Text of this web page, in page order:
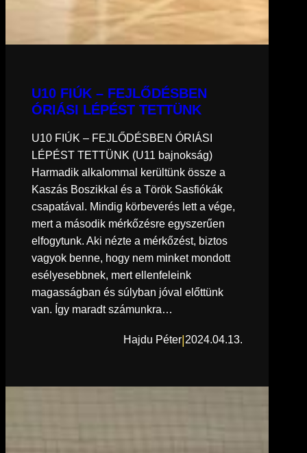
U10 FIÚK – FEJLŐDÉSBEN
ÓRIÁSI LÉPÉST TETTÜNK
U10 FIÚK – FEJLŐDÉSBEN ÓRIÁSI
LÉPÉST TETTÜNK (U11 bajnokság)
Harmadik alkalommal kerültünk össze a
Kaszás Boszikkal és a Török Sasfiókák
csapatával. Mindig körbeverés lett a vége,
mert a második mérkőzésre egyszerűen
elfogytunk. Aki nézte a mérkőzést, biztos
vagyok benne, hogy nem minket mondott
esélyesebbnek, mert ellenfeleink
magasságban és súlyban jóval előttünk
van. Így maradt számunkra…
Hajdu Péter|2024.04.13.